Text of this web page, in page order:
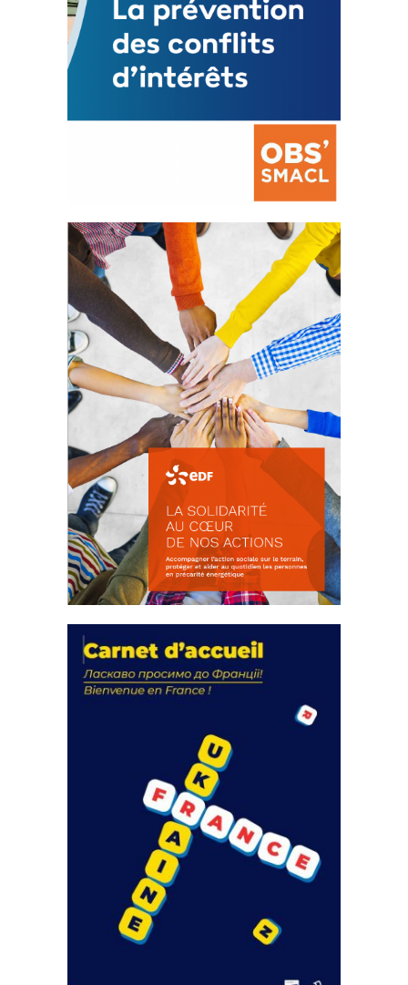
La prévention des conflits
d’intérêts
18 septembre 2023
FEUILLETER
actions
18 septembre 2023
FEUILLETER